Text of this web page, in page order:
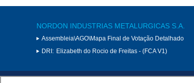
NORDON INDUSTRIAS METALURGICAS S.A.
Assembleia\AGO\Mapa Final de Votação Detalhado
DRI: Elizabeth do Rocio de Freitas - (FCA V1)